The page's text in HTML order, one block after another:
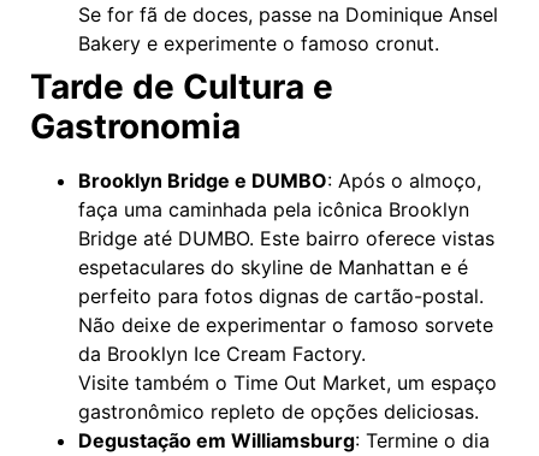
Se for fã de doces, passe na Dominique Ansel
Bakery e experimente o famoso cronut.
Tarde de Cultura e
Gastronomia
Brooklyn Bridge e DUMBO: Após o almoço,
faça uma caminhada pela icônica Brooklyn
Bridge até DUMBO. Este bairro oferece vistas
espetaculares do skyline de Manhattan e é
perfeito para fotos dignas de cartão-postal.
Não deixe de experimentar o famoso sorvete
da Brooklyn Ice Cream Factory.
Visite também o Time Out Market, um espaço
gastronômico repleto de opções deliciosas.
Degustação em Williamsburg: Termine o dia